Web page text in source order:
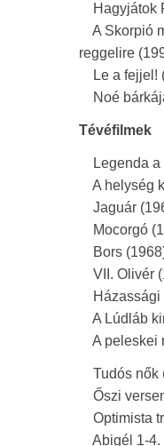
Hagyjátok
A Skorpió
reggelire
Le a fejjel!
Noé
Tévéfilmek
Legenda a
A helység
Jaguár
Mocorgó
Bors
VII. Olivér
Házassági
A Lúdláb
A peleskei
Tudós nők
Őszi
Optimista
Abigél 1-4.